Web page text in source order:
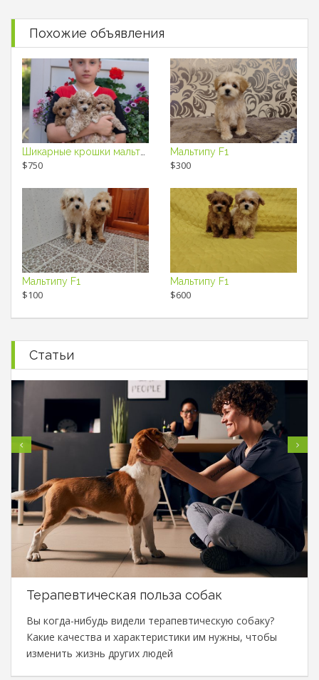
Похожие объявления
$750
Мальтипу F1
$300
Мальтипу F1
$100
Мальтипу F1
$600
Статьи
Терапевтическая польза собак
Вы когда-нибудь видели терапевтическую собаку?
Какие качества и характеристики им нужны, чтобы
изменить жизнь других людей